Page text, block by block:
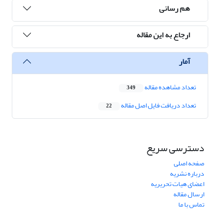
هم رسانی
ارجاع به این مقاله
آمار
تعداد مشاهده مقاله 349
تعداد دریافت فایل اصل مقاله 22
دسترسی سریع
صفحه اصلی
درباره نشریه
اعضای هیات تحریریه
ارسال مقاله
تماس با ما